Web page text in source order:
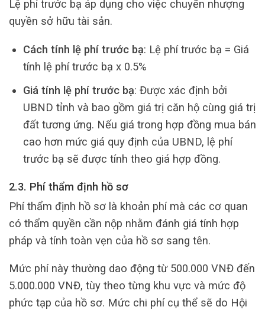
Lệ phí trước bạ áp dụng cho việc chuyển nhượng
quyền sở hữu tài sản.
Cách tính lệ phí trước bạ: Lệ phí trước bạ = Giá
tính lệ phí trước bạ x 0.5%
Giá tính lệ phí trước bạ: Được xác định bởi
UBND tỉnh và bao gồm giá trị căn hộ cùng giá trị
đất tương ứng. Nếu giá trong hợp đồng mua bán
cao hơn mức giá quy định của UBND, lệ phí
trước bạ sẽ được tính theo giá hợp đồng.
2.3. Phí thẩm định hồ sơ
Phí thẩm định hồ sơ là khoản phí mà các cơ quan
có thẩm quyền cần nộp nhằm đánh giá tính hợp
pháp và tính toàn vẹn của hồ sơ sang tên.
Mức phí này thường dao động từ 500.000 VNĐ đến
5.000.000 VNĐ, tùy theo từng khu vực và mức độ
phức tạp của hồ sơ. Mức chi phí cụ thể sẽ do Hội